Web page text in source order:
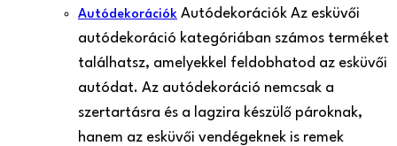
Autódekorációk Autódekorációk Az esküvői
autódekoráció kategóriában számos terméket
találhatsz, amelyekkel feldobhatod az esküvői
autódat. Az autódekoráció nemcsak a
szertartásra és a lagzira készülő pároknak,
hanem az esküvői vendégeknek is remek